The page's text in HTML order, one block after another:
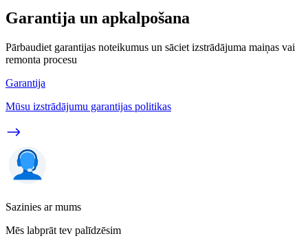
Garantija un apkalpošana
Pārbaudiet garantijas noteikumus un sāciet izstrādājuma maiņas vai
remonta procesu
Garantija
Mūsu izstrādājumu garantijas politikas
Sazinies ar mums
Mēs labprāt tev palīdzēsim